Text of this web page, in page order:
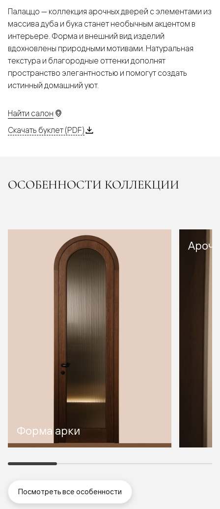
Палаццо — коллекция арочных дверей с элементами из
массива дуба и бука станет необычным акцентом в
интерьере. Форма и внешний вид изделий
вдохновлены природными мотивами. Натуральная
текстура и благородные оттенки дополнят
пространство элегантностью и помогут создать
истинный домашний уют.
Найти салон
Скачать буклет (PDF)
ОСОБЕННОСТИ КОЛЛЕКЦИИ
Форма арки
Посмотреть все особенности